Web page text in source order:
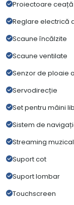
Proiectoare ceață
Reglare electrică
Scaune încălzite
Scaune ventilate
Senzor de ploaie
Servodirecție
Set pentru mâini
Sistem de
Streaming
Suport cot
Suport lombar
Touchscreen